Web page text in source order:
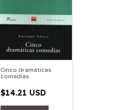
Cinco dramáticas
comedias
$14.21 USD